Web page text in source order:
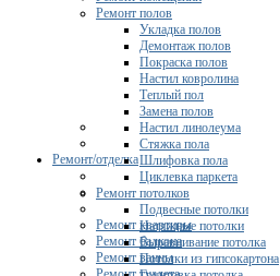
Ремонт/отделка
Ремонт квартиры
Ремонт балкона
Ремонт ванны
Ремонт полов
Укладка полов
Демонтаж полов
Покраска полов
Настил ковролина
Теплый пол
Замена полов
Настил линолеума
Стяжка пола
Шлифовка пола
Циклевка паркета
Ремонт потолков
Подвесные потолки
Натяжные потолки
Выравнивание потолка
Потолки из гипсокартона